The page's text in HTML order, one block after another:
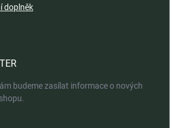
doplněk
budeme zasílat informace o nových